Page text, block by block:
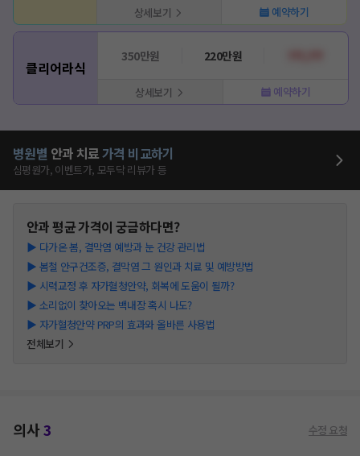
상세보기 예약하기
클리어라식
350만원 220만원
상세보기 예약하기
병원별 안과 치료가격 비교하기
심평원가, 이벤트가, 모두닥 리뷰가 등
안과평균 가격이 궁금하다면?
▶ 다가온 봄, 결막염 예방과 눈 건강 관리법
▶ 봄철 안구건조증, 결막염 그 원인과 치료 및 예방방법
▶ 시력교정 후 자가혈청안약, 회복에 도움이 될까?
▶ 소리없이 찾아오는 백내장 혹시 나도?
▶ 자가혈청안약 PRP의 효과와 올바른 사용법
전체보기
의사3 수정 요청